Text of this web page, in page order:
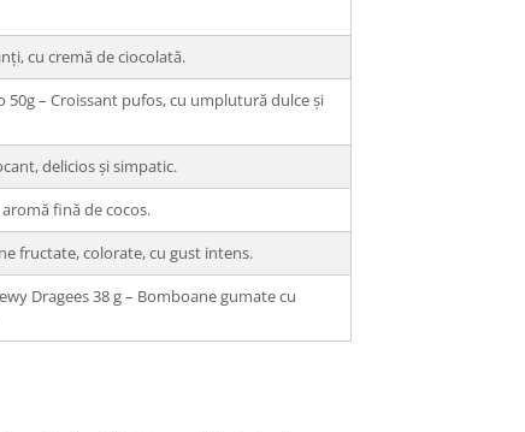
cu cremă de ciocolată.
– Croissant pufos, cu umplutură dulce și
delicios și simpatic.
fină de cocos.
fructate, colorate, cu gust intens.
Dragees 38 g – Bomboane gumate cu